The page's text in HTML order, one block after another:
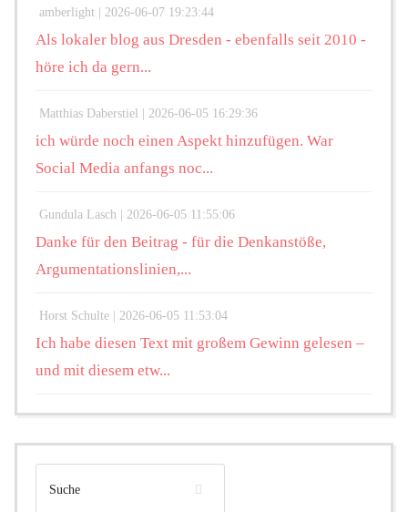
amberlight | 2026-06-07 19:23:44
Als lokaler blog aus Dresden - ebenfalls seit 2010 -
höre ich da gern...
Matthias Daberstiel | 2026-06-05 16:29:36
ich würde noch einen Aspekt hinzufügen. War
Social Media anfangs noc...
Gundula Lasch | 2026-06-05 11:55:06
Danke für den Beitrag - für die Denkanstöße,
Argumentationslinien,...
Horst Schulte | 2026-06-05 11:53:04
Ich habe diesen Text mit großem Gewinn gelesen –
und mit diesem etw...